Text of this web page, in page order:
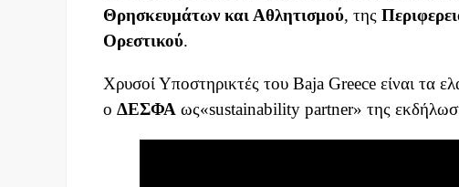
Θρησκευμάτων και Αθλητισμού, της
Ορεστικού.
Χρυσοί Υποστηρικτές του Baja Greece είναι τα
ο ΔΕΣΦΑ ως«sustainability partner» της